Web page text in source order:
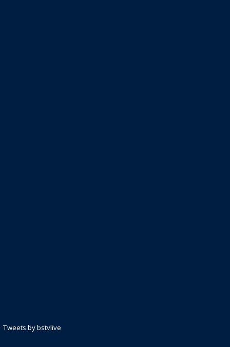
Tweets by bstvlive